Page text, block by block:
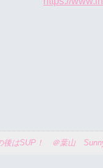
後はSUP！ ＠葉山